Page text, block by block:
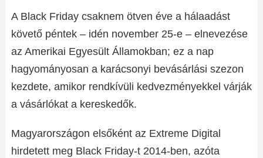
A Black Friday csaknem ötven éve a hálaadást
követő péntek – idén november 25-e – elnevezése
az Amerikai Egyesült Államokban; ez a nap
hagyományosan a karácsonyi bevásárlási szezon
kezdete, amikor rendkívüli kedvezményekkel várják
a vásárlókat a kereskedők.
Magyarországon elsőként az Extreme Digital
hirdetett meg Black Friday-t 2014-ben, azóta